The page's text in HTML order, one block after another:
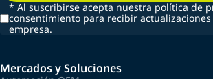
* Al suscribirse acepta nuestra política de
consentimiento para recibir
empresa.
Mercados y Soluciones